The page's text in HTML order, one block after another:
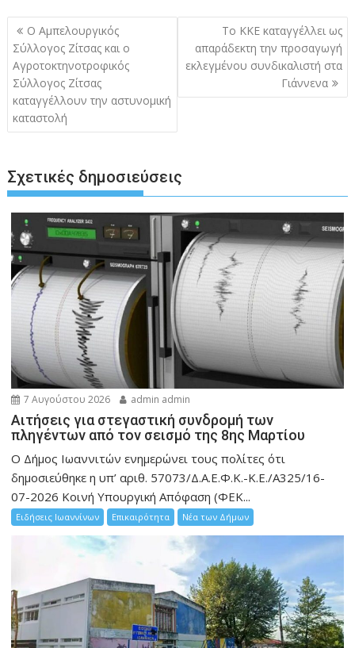
Πλοήγηση
άρθρων
Ο Αμπελουργικός
Σύλλογος Ζίτσας και ο
Αγροτοκτηνοτροφικός
Σύλλογος Ζίτσας
καταγγέλλουν την αστυνομική
καταστολή
Το ΚΚΕ καταγγέλλει ως
απαράδεκτη την προσαγωγή
εκλεγμένου συνδικαλιστή στα
Γιάννενα
Σχετικές δημοσιεύσεις
7 Αυγούστου 2026 admin admin
Αιτήσεις για στεγαστική συνδρομή των
πληγέντων από τον σεισμό της 8ης Μαρτίου
Ο Δήμος Ιωαννιτών ενημερώνει τους πολίτες ότι
δημοσιεύθηκε η υπ’ αριθ. 57073/Δ.Α.Ε.Φ.Κ.-Κ.Ε./Α325/16-
07-2026 Κοινή Υπουργική Απόφαση (ΦΕΚ...
Ειδήσεις Ιωαννίνων Επικαιρότητα Νέα των Δήμων